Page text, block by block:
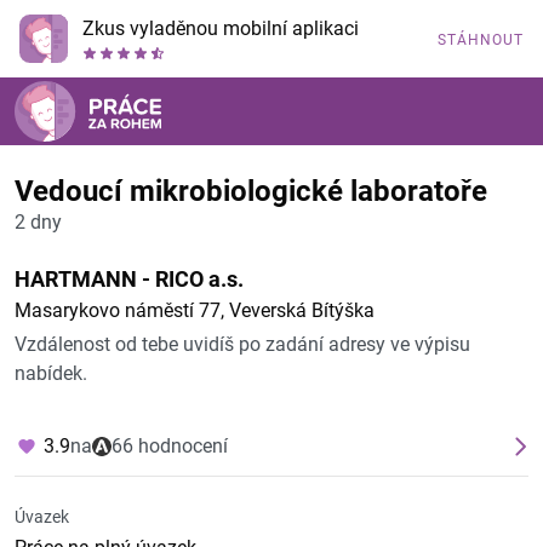
Zkus vyladěnou mobilní aplikaci STÁHNOUT
Vedoucí mikrobiologické laboratoře
2 dny
HARTMANN - RICO a.s.
Masarykovo náměstí 77, Veverská Bítýška
Vzdálenost od tebe uvidíš po zadání adresy ve výpisu
nabídek.
3.9na 66 hodnocení
Úvazek